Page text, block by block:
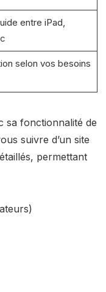
entre iPad,
selon vos besoins
sa fonctionnalité de
suivre d’un site
permettant